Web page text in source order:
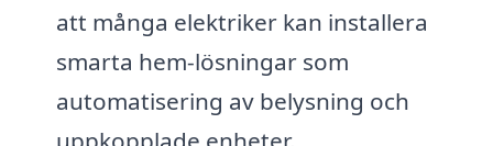
att många elektriker kan installera
smarta hem-lösningar som
automatisering av belysning och